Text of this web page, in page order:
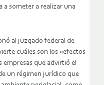
a someter a realizar una
al juzgado federal de
cuáles son los «efectos
empresas que advirtió el
un régimen jurídico que